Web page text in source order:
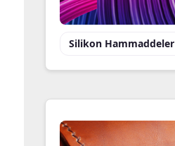
Silikon Hammaddeler